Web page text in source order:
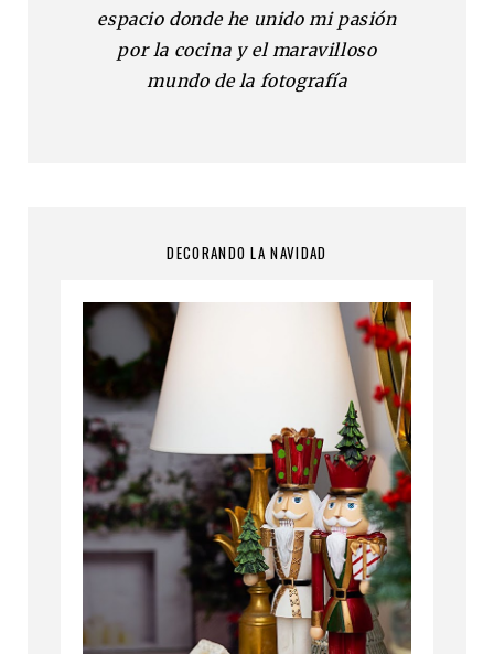
espacio donde he unido mi pasión
por la cocina y el maravilloso
mundo de la fotografía
DECORANDO LA NAVIDAD